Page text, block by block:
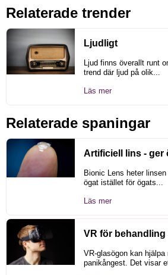
Relaterade trender
Ljudligt
Ljud finns överallt runt
trend där ljud på olik...
Läs mer
Relaterade spaningar
Artificiell lins - ger
Bionic Lens heter
ögat istället för ögats...
Läs mer
VR för behandling
VR-glasögon kan hjälpa
panikångest. Det visar